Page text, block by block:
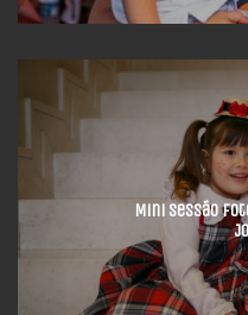
Mini Sessão